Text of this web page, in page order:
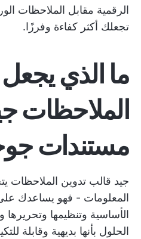
الرقمية مقابل الملاحظات
تجعلك أكثر كفاءة وفرزًا.
ما الذي
الملاحظات
مستندات
جيد قالب تدوين الملاحظات
المعلومات - فهو يساعدك على
الأساسية وتنظيمها وتحريرها
الحلول بأنها بديهية وقابلة